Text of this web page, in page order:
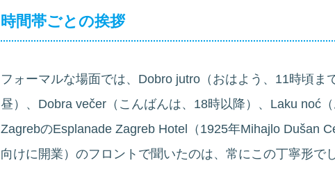
時間帯ごとの挨拶
フォーマルな場面では、Dobro jutro（おはよう、11時頃ま
昼）、Dobra večer（こんばんは、18時以降）、Laku noć
ZagrebのEsplanade Zagreb Hotel（1925年Mihajlo Dušan
向けに開業）のフロントで聞いたのは、常にこの丁寧形でし